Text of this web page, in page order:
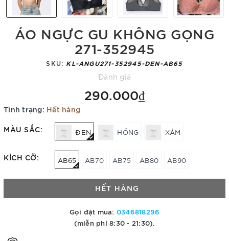
ÁO NGỰC GU KHÔNG GỌNG
271-352945
SKU: KL-ANGU271-352945-DEN-AB65
Đánh giá
290.000₫
Tình trạng: Hết hàng
MÀU SẮC: ĐEN HỒNG XÁM
KÍCH CỠ: AB65 AB70 AB75 AB80 AB90
HẾT HÀNG
Gọi đặt mua: 0346818296
(miễn phí 8:30 - 21:30).